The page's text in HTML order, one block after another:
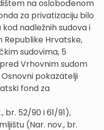
na oslobođenom
za privatizaciju bilo
nadležnih sudova i
Republike Hrvatske,
sudovima, 5
Vrhovnim sudom
pokazatelji
fond za
br. 52/90 i 61/91),
(Nar. nov., br.